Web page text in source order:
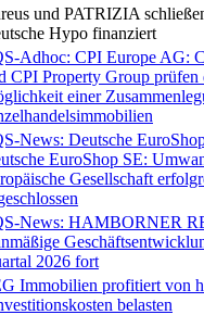
und PATRIZIA
Hypo finanziert
Adhoc: CPI Europe AG:
CPI Property Group prüfen
einer
News: Deutsche
EuroShop SE:
Gesellschaft
News: HAMBORNER
2026 fort
Immobilien profitiert von
belasten